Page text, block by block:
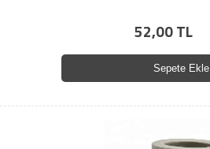
52,00 TL
Sepete Ekle